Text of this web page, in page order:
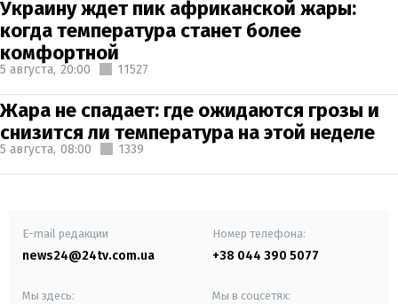
Украину ждет пик африканской жары:
когда температура станет более
комфортной
5 августа, 20:00 11527
Жара не спадает: где ожидаются грозы и
снизится ли температура на этой неделе
5 августа, 08:00 1339
E-mail редакции
news24@24tv.com.ua
Номер телефона:
+38 044 390 5077
Мы здесь: Мы в соцсетях: